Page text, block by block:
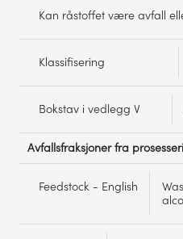
Kan råstoffet være avfall
Klassifisering
Bokstav i vedlegg V
Avfallsfraksjoner fra
Feedstock - English